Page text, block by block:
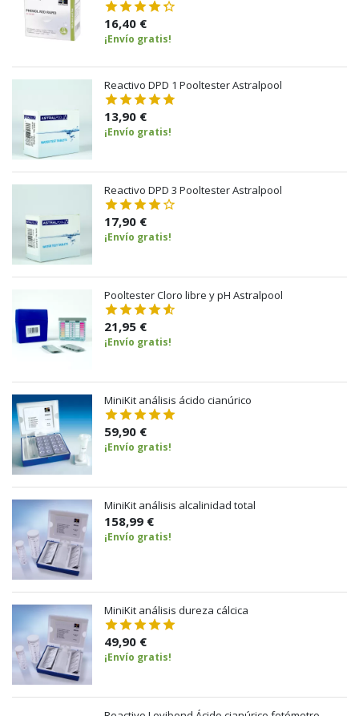
16,40 €
¡Envío gratis!
Reactivo DPD 1 Pooltester Astralpool
13,90 €
¡Envío gratis!
Reactivo DPD 3 Pooltester Astralpool
17,90 €
¡Envío gratis!
Pooltester Cloro libre y pH Astralpool
21,95 €
¡Envío gratis!
MiniKit análisis ácido cianúrico
59,90 €
¡Envío gratis!
MiniKit análisis alcalinidad total
158,99 €
¡Envío gratis!
MiniKit análisis dureza cálcica
49,90 €
¡Envío gratis!